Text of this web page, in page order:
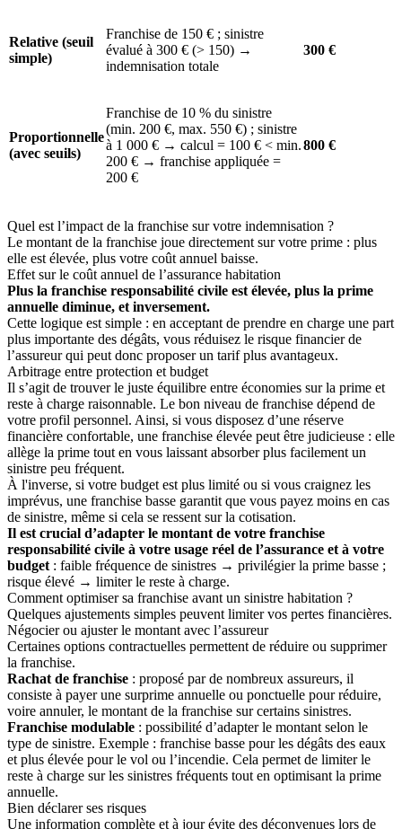
Relative (seuil
simple)
Franchise de 150 € ; sinistre
évalué à 300 € (> 150) →
indemnisation totale
300 €
Proportionnelle
(avec seuils)
Franchise de 10 % du sinistre
(min. 200 €, max. 550 €) ; sinistre
à 1 000 € → calcul = 100 € < min.
200 € → franchise appliquée =
200 €
800 €
Quel est l’impact de la franchise sur votre indemnisation ?
Le montant de la franchise joue directement sur votre prime : plus
elle est élevée, plus votre coût annuel baisse.
Effet sur le coût annuel de l’assurance habitation
Plus la franchise responsabilité civile est élevée, plus la prime
annuelle diminue, et inversement.
Cette logique est simple : en acceptant de prendre en charge une part
plus importante des dégâts, vous réduisez le risque financier de
l’assureur qui peut donc proposer un tarif plus avantageux.
Arbitrage entre protection et budget
Il s’agit de trouver le juste équilibre entre économies sur la prime et
reste à charge raisonnable. Le bon niveau de franchise dépend de
votre profil personnel. Ainsi, si vous disposez d’une réserve
financière confortable, une franchise élevée peut être judicieuse : elle
allège la prime tout en vous laissant absorber plus facilement un
sinistre peu fréquent.
À l'inverse, si votre budget est plus limité ou si vous craignez les
imprévus, une franchise basse garantit que vous payez moins en cas
de sinistre, même si cela se ressent sur la cotisation.
Il est crucial d’adapter le montant de votre franchise
responsabilité civile à votre usage réel de l’assurance et à votre
budget : faible fréquence de sinistres → privilégier la prime basse ;
risque élevé → limiter le reste à charge.
Comment optimiser sa franchise avant un sinistre habitation ?
Quelques ajustements simples peuvent limiter vos pertes financières.
Négocier ou ajuster le montant avec l’assureur
Certaines options contractuelles permettent de réduire ou supprimer
la franchise.
Rachat de franchise : proposé par de nombreux assureurs, il
consiste à payer une surprime annuelle ou ponctuelle pour réduire,
voire annuler, le montant de la franchise sur certains sinistres.
Franchise modulable : possibilité d’adapter le montant selon le
type de sinistre. Exemple : franchise basse pour les dégâts des eaux
et plus élevée pour le vol ou l’incendie. Cela permet de limiter le
reste à charge sur les sinistres fréquents tout en optimisant la prime
annuelle.
Bien déclarer ses risques
Une information complète et à jour évite des déconvenues lors de